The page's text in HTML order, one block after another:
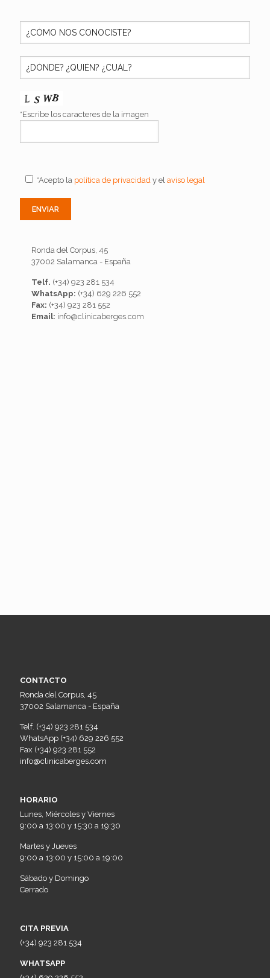
*Escribe los caracteres de la imagen
*Acepto la política de privacidad y el aviso legal
Ronda del Corpus, 45
37002 Salamanca - España
Telf. (+34) 923 281 534
WhatsApp: (+34) 629 226 552
Fax: (+34) 923 281 552
Email: info@clinicaberges.com
CONTACTO
Ronda del Corpus, 45
37002 Salamanca - España
Telf. (+34) 923 281 534
WhatsApp (+34) 629 226 552
Fax (+34) 923 281 552
info@clinicaberges.com
HORARIO
Lunes, Miércoles y Viernes
9:00 a 13:00 y 15:30 a 19:30
Martes y Jueves
9:00 a 13:00 y 15:00 a 19:00
Sábado y Domingo
Cerrado
CITA PREVIA
(+34) 923 281 534
WHATSAPP